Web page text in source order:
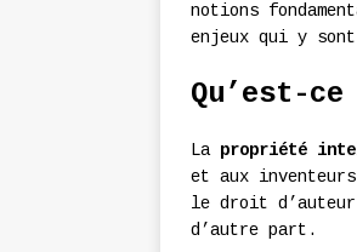
notions
enjeux qui y
Qu’est-
La propriété
et aux
le droit
d’autre part.